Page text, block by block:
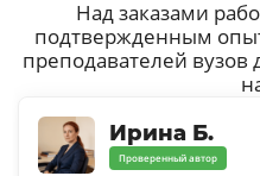
Над заказами
подтвержденным
преподавателей вузов
Ирина Б.
Проверенный автор